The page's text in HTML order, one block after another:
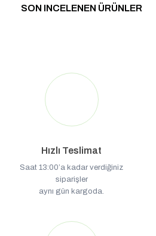
SON INCELENEN ÜRÜNLER
Hızlı Teslimat
Saat 13:00’a kadar verdiğiniz
siparişler
aynı gün kargoda.